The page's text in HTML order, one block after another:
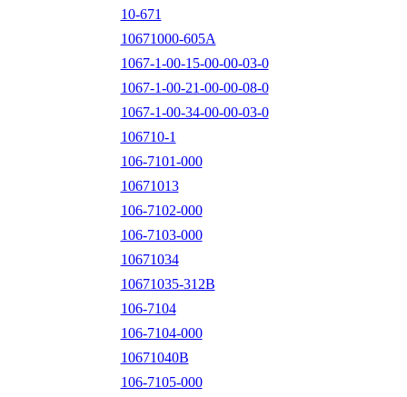
10-671
10671000-605A
1067-1-00-15-00-00-03-0
1067-1-00-21-00-00-08-0
1067-1-00-34-00-00-03-0
106710-1
106-7101-000
10671013
106-7102-000
106-7103-000
10671034
10671035-312B
106-7104
106-7104-000
10671040B
106-7105-000